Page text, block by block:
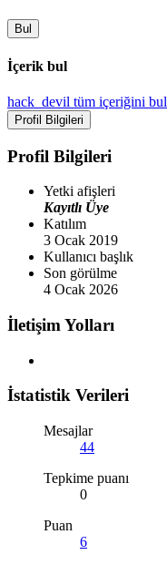
Bul
İçerik bul
hack_devil tüm içeriğini bul
Profil Bilgileri
Profil Bilgileri
Yetki afişleri
Kayıtlı Üye
Katılım
3 Ocak 2019
Kullanıcı başlık
Son görülme
4 Ocak 2026
İletişim Yolları
İstatistik Verileri
Mesajlar
44
Tepkime puanı
0
Puan
6